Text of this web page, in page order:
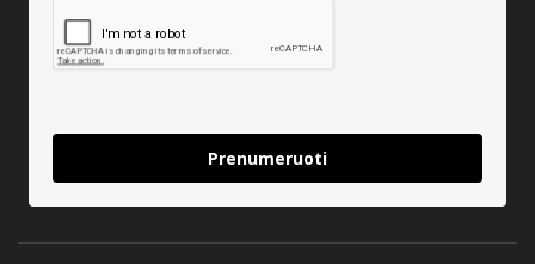
Prenumeruoti